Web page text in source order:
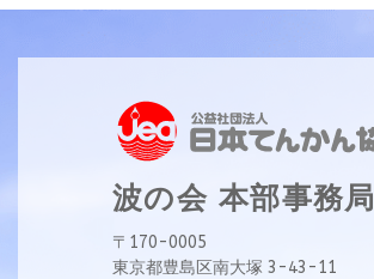
波の会 本部事務局
〒170-0005
東京都豊島区南大塚 3-43-11